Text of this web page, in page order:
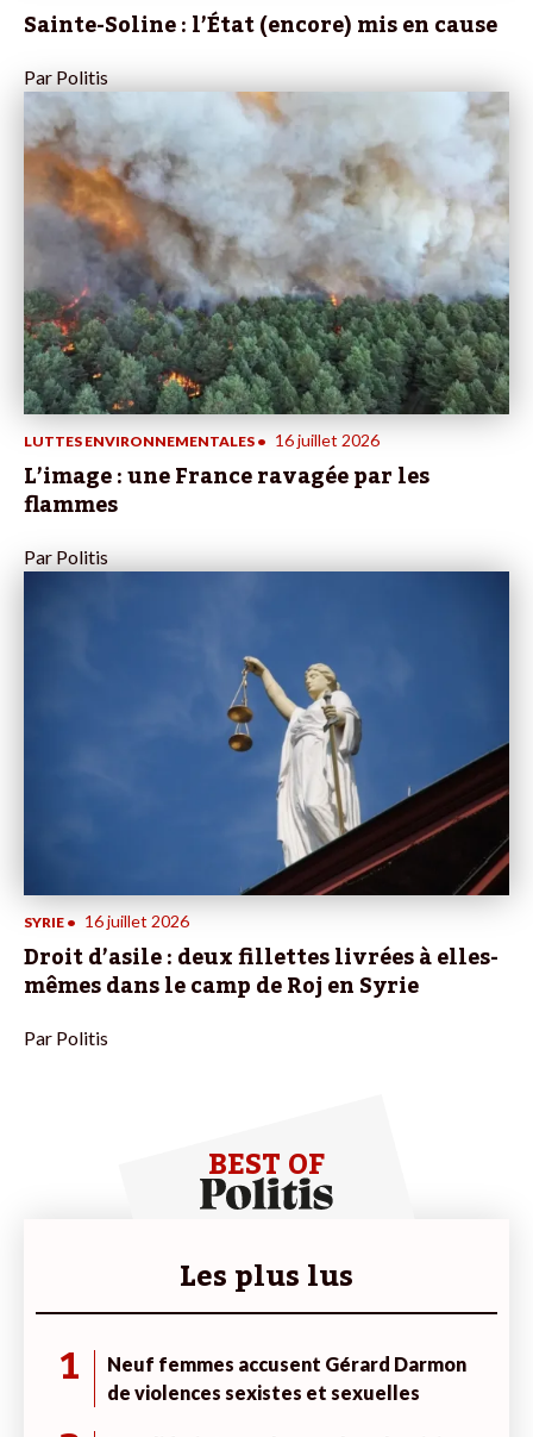
Sainte-Soline : l’État (encore) mis en cause
Par Politis
LUTTES ENVIRONNEMENTALES • 16 juillet 2026
L’image : une France ravagée par les
flammes
Par Politis
SYRIE • 16 juillet 2026
Droit d’asile : deux fillettes livrées à elles-
mêmes dans le camp de Roj en Syrie
Par Politis
BEST OF
Les plus lus
1
Neuf femmes accusent Gérard Darmon
de violences sexistes et sexuelles